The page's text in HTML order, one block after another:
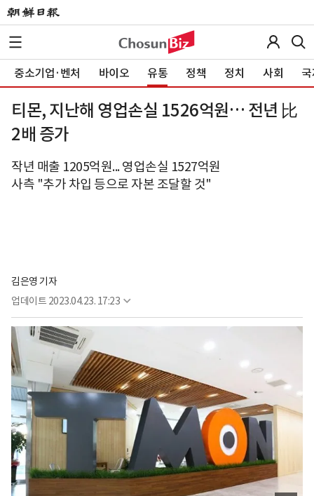
중소기업·벤처 바이오 유통 정책 정치 사회
티몬, 지난해 영업손실 1526억원… 전년 比
2배 증가
작년 매출 1205억원... 영업손실 1527억원
사측 "추가 차입 등으로 자본 조달할 것"
김은영 기자
업데이트 2023.04.23. 17:23